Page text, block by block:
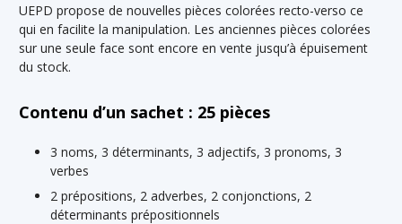
UEPD propose de nouvelles pièces colorées recto-verso ce
qui en facilite la manipulation. Les anciennes pièces colorées
sur une seule face sont encore en vente jusqu’à épuisement
du stock.
Contenu d’un sachet : 25 pièces
3 noms, 3 déterminants, 3 adjectifs, 3 pronoms, 3
verbes
2 prépositions, 2 adverbes, 2 conjonctions, 2
déterminants prépositionnels